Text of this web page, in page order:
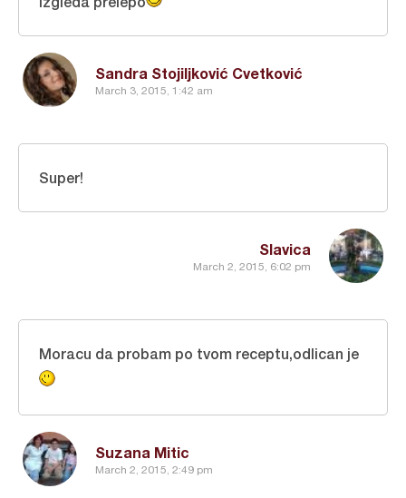
Sandra Stojiljković Cvetković
March 3, 2015, 1:42 am
Slavica
March 2, 2015, 6:02 pm
Super!
Suzana Mitic
March 2, 2015, 2:49 pm
Moracu da probam po tvom receptu,odlican je